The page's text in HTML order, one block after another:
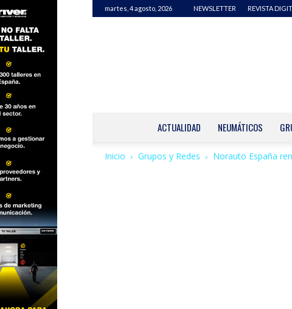
martes, 4 agosto, 2026 NEWSLETTER REVISTA
ACTUALIDAD NEUMÁTICOS
Inicio Grupos y Redes Norauto España